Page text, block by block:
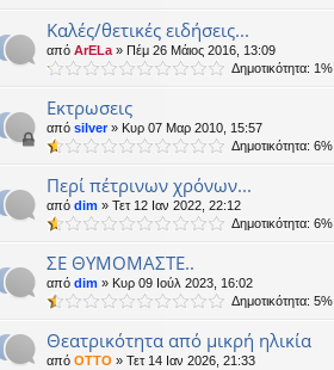
Καλές/θετικές ειδήσεις...
από ArELa » Πέμ 26 Μάιος 2016, 13:09
Δημοτικότητα: 1%
Eκτρωσεις
από silver» Κυρ 07 Μαρ 2010, 15:57
Δημοτικότητα: 6%
Περί πέτρινων χρόνων...
από dim » Τετ 12 Ιαν 2022, 22:12
Δημοτικότητα: 6%
ΣΕ ΘΥΜΟΜΑΣΤΕ..
από dim » Κυρ 09 Ιούλ 2023, 16:02
Δημοτικότητα: 5%
Θεατρικότητα από μικρή ηλικία
από OTTO » Τετ 14 Ιαν 2026, 21:33